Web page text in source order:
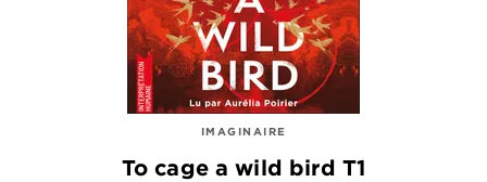
IMAGINAIRE
To cage a wild bird T1